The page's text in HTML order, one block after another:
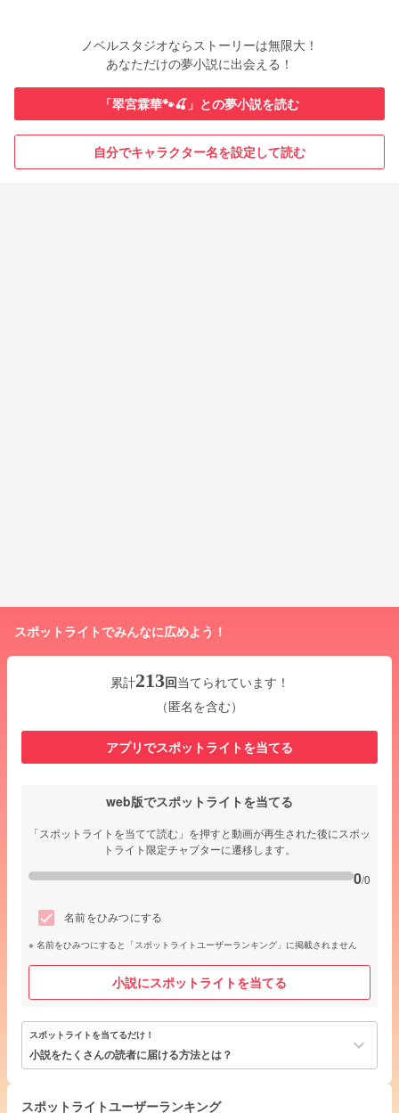
ノベルスタジオならストーリーは無限大！
あなただけの夢小説に出会える！
「翠宮霖華🐾🍒」との夢小説を読む
自分でキャラクター名を設定して読む
スポットライトでみんなに広めよう！
累計213回当てられています！
（匿名を含む）
アプリでスポットライトを当てる
web版でスポットライトを当てる
「スポットライトを当てて読む」を押すと動画が再生された後にスポッ
トライト限定チャプターに遷移します。
0/0
名前をひみつにする
名前をひみつにすると「スポットライトユーザーランキング」に掲載されません
小説にスポットライトを当てる
スポットライトを当てるだけ！
小説をたくさんの読者に届ける方法とは？ keyboard_arrow_down
スポットライトユーザーランキング